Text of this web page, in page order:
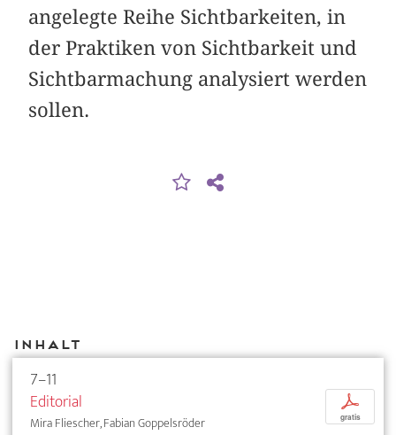
angelegte Reihe Sichtbarkeiten, in
der Praktiken von Sichtbarkeit und
Sichtbarmachung analysiert werden
sollen.
Inhalt
7–11
Editorial
Mira Fliescher, Fabian Goppelsröder
p
gratis